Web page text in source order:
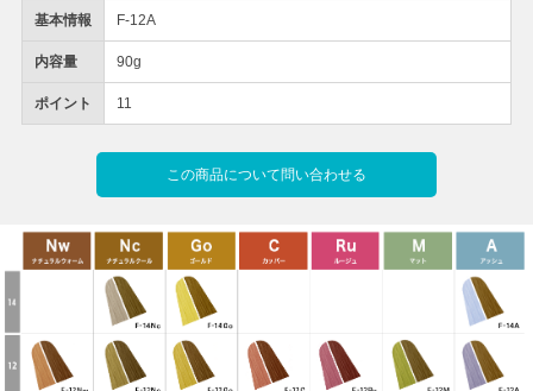
基本情報 F-12A
内容量 90g
ポイント 11
この商品について問い合わせる